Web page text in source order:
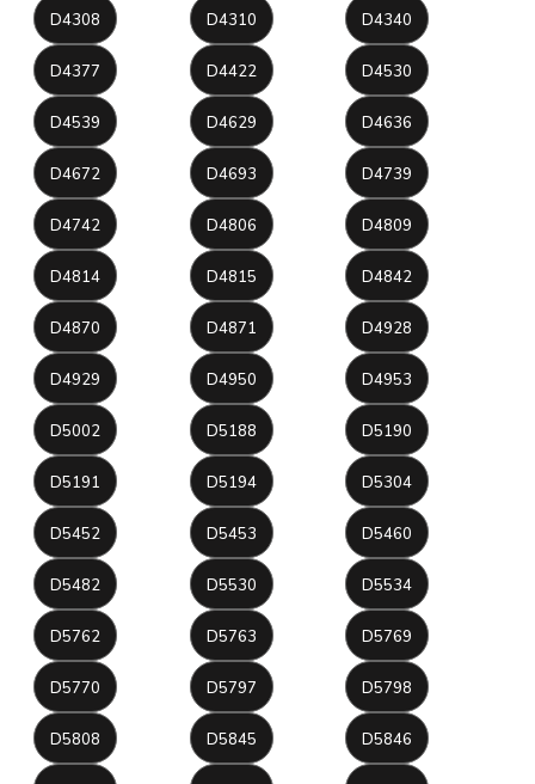
D4308 D4310 D4340
D4377 D4422 D4530
D4539 D4629 D4636
D4672 D4693 D4739
D4742 D4806 D4809
D4814 D4815 D4842
D4870 D4871 D4928
D4929 D4950 D4953
D5002 D5188 D5190
D5191 D5194 D5304
D5452 D5453 D5460
D5482 D5530 D5534
D5762 D5763 D5769
D5770 D5797 D5798
D5808 D5845 D5846